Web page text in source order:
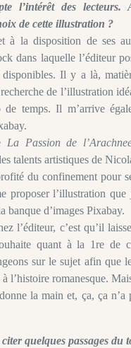
l’intérêt des lecteurs.
de cette illustration ?
à la disposition de ses
dans laquelle l’éditeur
disponibles. Il y a là,
de l’illustration
de temps. Il m’arrive
La Passion de
talents artistiques de
du confinement pour
proposer l’illustration que
banque d’images Pixabay.
l’éditeur, c’est qu’il
quant à la 1re de
sur le sujet afin que
l’histoire romanesque.
la main et, ça, ça n’a
quelques passages du